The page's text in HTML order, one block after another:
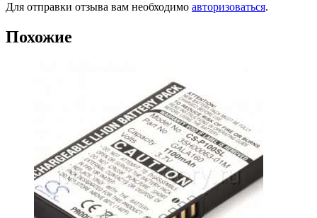
Для отправки отзыва вам необходимо авторизоваться.
Похожие